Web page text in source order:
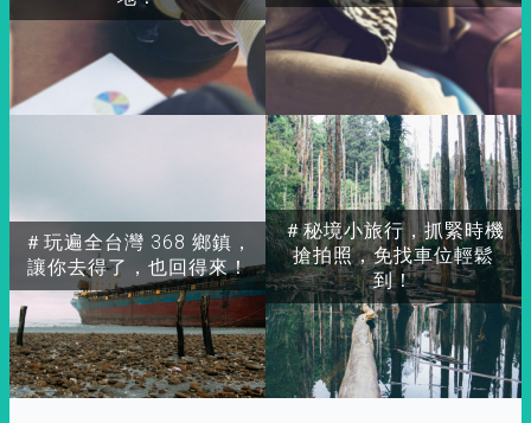
＃玩遍全台灣 368 鄉鎮，
讓你去得了，也回得來！
＃秘境小旅行，抓緊時機
搶拍照，免找車位輕鬆
到！